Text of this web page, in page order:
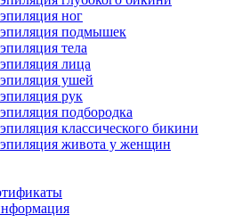
ног
эпиляция подмышек
тела
лица
ушей
рук
подбородка
классического бикини
эпиляция живота у женщин